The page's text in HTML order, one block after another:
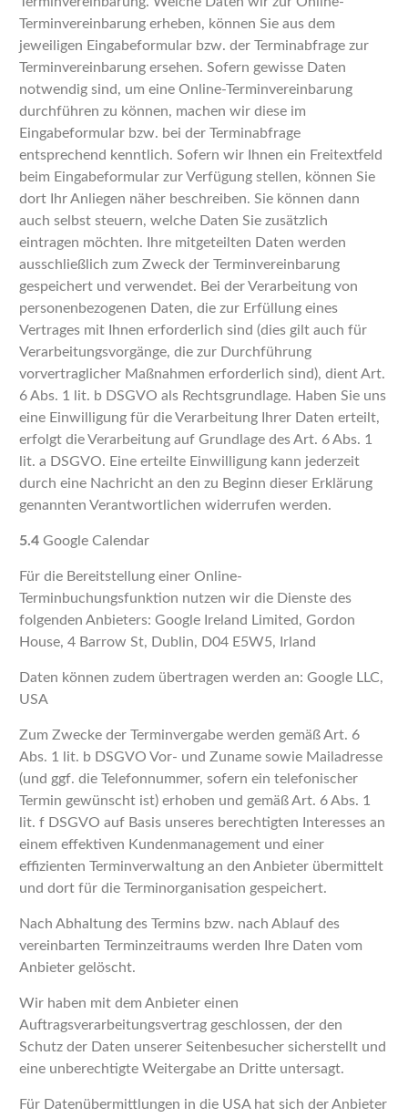
Terminvereinbarung erheben, können Sie aus dem
jeweiligen Eingabeformular bzw. der Terminabfrage zur
Terminvereinbarung ersehen. Sofern gewisse Daten
notwendig sind, um eine Online-Terminvereinbarung
durchführen zu können, machen wir diese im
Eingabeformular bzw. bei der Terminabfrage
entsprechend kenntlich. Sofern wir Ihnen ein Freitextfeld
beim Eingabeformular zur Verfügung stellen, können Sie
dort Ihr Anliegen näher beschreiben. Sie können dann
auch selbst steuern, welche Daten Sie zusätzlich
eintragen möchten. Ihre mitgeteilten Daten werden
ausschließlich zum Zweck der Terminvereinbarung
gespeichert und verwendet. Bei der Verarbeitung von
personenbezogenen Daten, die zur Erfüllung eines
Vertrages mit Ihnen erforderlich sind (dies gilt auch für
Verarbeitungsvorgänge, die zur Durchführung
vorvertraglicher Maßnahmen erforderlich sind), dient Art.
6 Abs. 1 lit. b DSGVO als Rechtsgrundlage. Haben Sie uns
eine Einwilligung für die Verarbeitung Ihrer Daten erteilt,
erfolgt die Verarbeitung auf Grundlage des Art. 6 Abs. 1
lit. a DSGVO. Eine erteilte Einwilligung kann jederzeit
durch eine Nachricht an den zu Beginn dieser Erklärung
genannten Verantwortlichen widerrufen werden.
5.4Google Calendar
Für die Bereitstellung einer Online-
Terminbuchungsfunktion nutzen wir die Dienste des
folgenden Anbieters: Google Ireland Limited, Gordon
House, 4 Barrow St, Dublin, D04 E5W5, Irland
Daten können zudem übertragen werden an: Google LLC,
USA
Zum Zwecke der Terminvergabe werden gemäß Art. 6
Abs. 1 lit. b DSGVO Vor- und Zuname sowie Mailadresse
(und ggf. die Telefonnummer, sofern ein telefonischer
Termin gewünscht ist) erhoben und gemäß Art. 6 Abs. 1
lit. f DSGVO auf Basis unseres berechtigten Interesses an
einem effektiven Kundenmanagement und einer
effizienten Terminverwaltung an den Anbieter übermittelt
und dort für die Terminorganisation gespeichert.
Nach Abhaltung des Termins bzw. nach Ablauf des
vereinbarten Terminzeitraums werden Ihre Daten vom
Anbieter gelöscht.
Wir haben mit dem Anbieter einen
Auftragsverarbeitungsvertrag geschlossen, der den
Schutz der Daten unserer Seitenbesucher sicherstellt und
eine unberechtigte Weitergabe an Dritte untersagt.
Für Datenübermittlungen in die USA hat sich der Anbieter